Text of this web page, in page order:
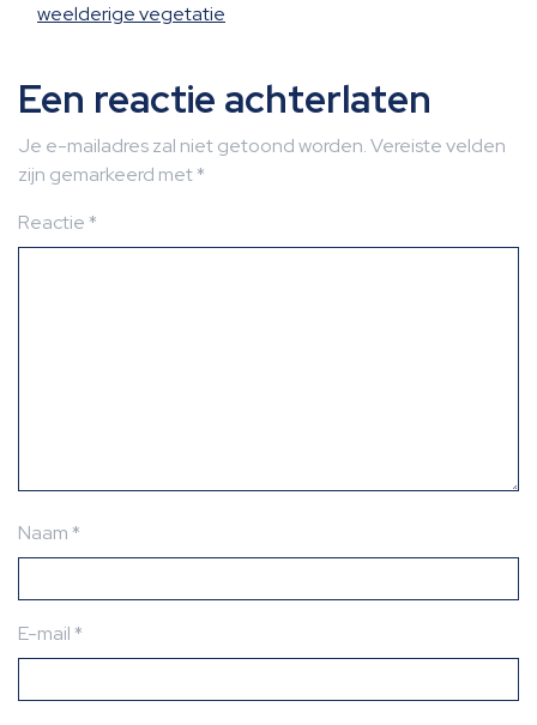
weelderige vegetatie
Een reactie achterlaten
Je e-mailadres zal niet getoond worden.Vereiste velden
zijn gemarkeerd met*
Reactie*
Naam*
E-mail*